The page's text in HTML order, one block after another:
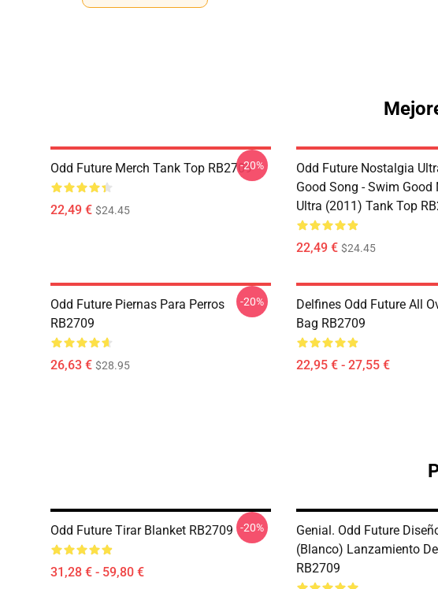
Odd Future Merch Tank Top RB2709
22,49 € $24.45
-20%
Odd Future Nostalgia
Good Song - Swim Good
Ultra (2011) Tank Top
22,49 € $24.45
Odd Future Piernas Para Perros
RB2709
26,63 € $28.95
-20%
Delfines Odd Future All
Bag RB2709
22,95 € - 27,55 €
Odd Future Tirar Blanket RB2709
31,28 € - 59,80 €
-20%
Genial. Odd Future
(blanco) Lanzamiento
RB2709